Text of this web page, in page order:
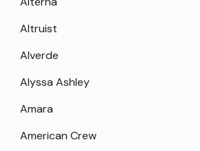
Altruist
Alverde
Alyssa Ashley
Amara
American Crew